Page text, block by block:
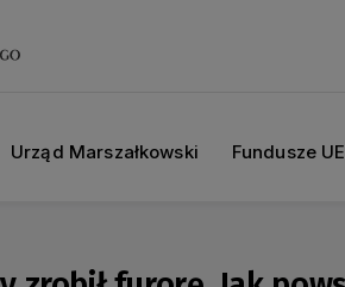
Urząd Marszałkowski Fundusze